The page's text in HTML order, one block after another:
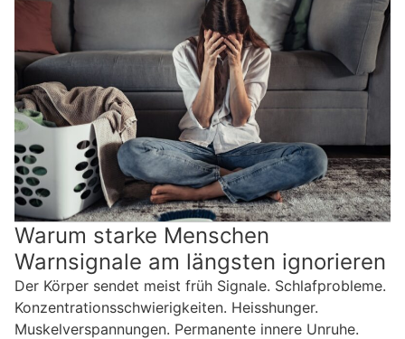
Warum starke Menschen
Warnsignale am längsten ignorieren
Der Körper sendet meist früh Signale. Schlafprobleme.
Konzentrationsschwierigkeiten. Heisshunger.
Muskelverspannungen. Permanente innere Unruhe.